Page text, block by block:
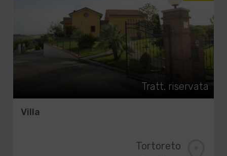
Tratt. riservata
Villa
Tortoreto